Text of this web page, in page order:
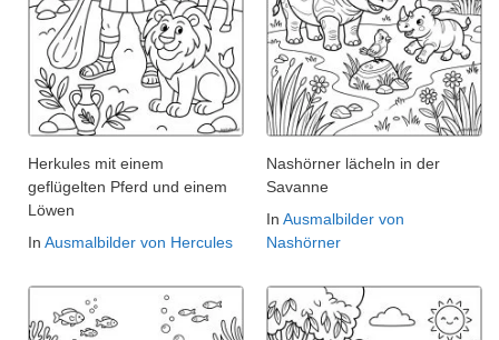
Herkules mit einem
geflügelten Pferd und einem
Löwen
In Ausmalbilder von Hercules
Nashörner lächeln in der
Savanne
In Ausmalbilder von
Nashörner